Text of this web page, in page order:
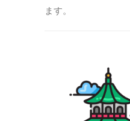
ます。